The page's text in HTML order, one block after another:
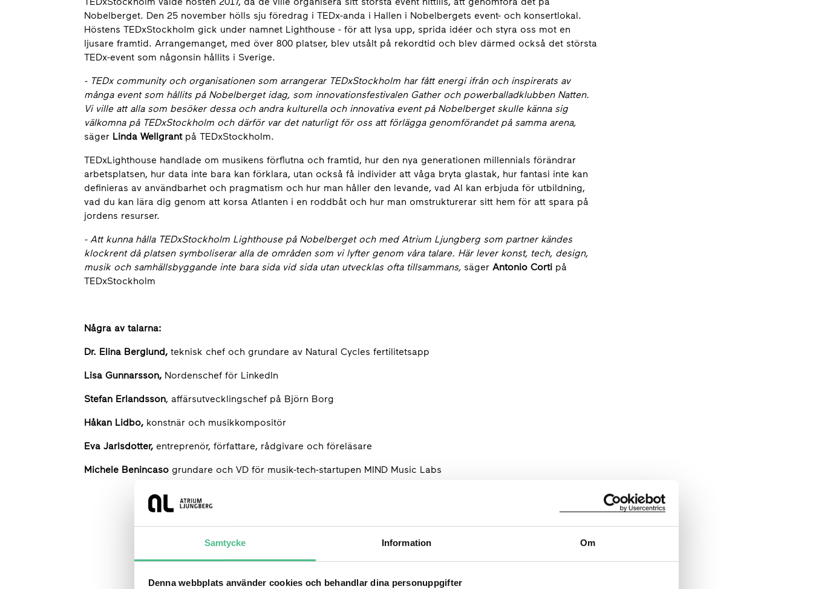
Samtycke Information Om
Denna webbplats använder cookies och behandlar dina personuppgifter
Nobelberget. Den 25 november hölls sju föredrag i TEDx-anda i Hallen i Nobelbergets event- och konsertlokal.
Höstens TEDxStockholm gick under namnet Lighthouse - för att lysa upp, sprida idéer och styra oss mot en
ljusare framtid. Arrangemanget, med över 800 platser, blev utsålt på rekordtid och blev därmed också det största
TEDx-event som någonsin hållits i Sverige.
- TEDx community och organisationen som arrangerar TEDxStockholm har fått energi ifrån och inspirerats av
många event som hållits på Nobelberget idag, som innovationsfestivalen Gather och powerballadklubben Natten.
Vi ville att alla som besöker dessa och andra kulturella och innovativa event på Nobelberget skulle känna sig
välkomna på TEDxStockholm och därför var det naturligt för oss att förlägga genomförandet på samma arena,
säger Linda Wellgrantpå TEDxStockholm.
TEDxLighthouse handlade om musikens förflutna och framtid, hur den nya generationen millennials förändrar
arbetsplatsen, hur data inte bara kan förklara, utan också få individer att våga bryta glastak, hur fantasi inte kan
definieras av användbarhet och pragmatism och hur man håller den levande, vad AI kan erbjuda för utbildning,
vad du kan lära dig genom att korsa Atlanten i en roddbåt och hur man omstrukturerar sitt hem för att spara på
jordens resurser.
- Att kunna hålla TEDxStockholm Lighthouse på Nobelberget och med Atrium Ljungberg som partner kändes
klockrent då platsen symboliserar alla de områden som vi lyfter genom våra talare. Här lever konst, tech, design,
musik och samhällsbyggande inte bara sida vid sida utan utvecklas ofta tillsammans,säger Antonio Cortipå
TEDxStockholm
Några av talarna:
Dr. Elina Berglund,teknisk chef och grundare av Natural Cycles fertilitetsapp
Lisa Gunnarsson, Nordenschef för LinkedIn
Stefan Erlandsson, affärsutvecklingschef på Björn Borg
Håkan Lidbo, konstnär och musikkompositör
Eva Jarlsdotter, entreprenör, författare, rådgivare och föreläsare
Michele Benincasogrundare och VD för musik-tech-startupen MIND Music Labs